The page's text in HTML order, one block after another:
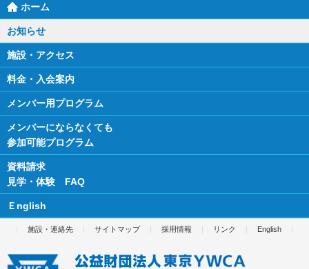
ホーム
お知らせ
施設・アクセス
料金・入会案内
メンバー用プログラム
メンバーにならなくても
参加可能プログラム
資料請求
見学・体験 FAQ
Ｅnglish
施設・連絡先 サイトマップ 採用情報 リンク English